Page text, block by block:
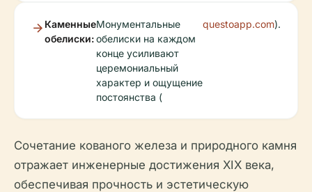
Каменные
обелиски:
Монументальные
обелиски на каждом
конце усиливают
церемониальный
характер и ощущение
постоянства (
questoapp.com).
Сочетание кованого железа и природного камня
отражает инженерные достижения XIX века,
обеспечивая прочность и эстетическую